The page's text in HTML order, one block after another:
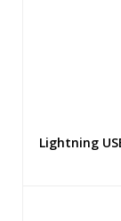
Lightning